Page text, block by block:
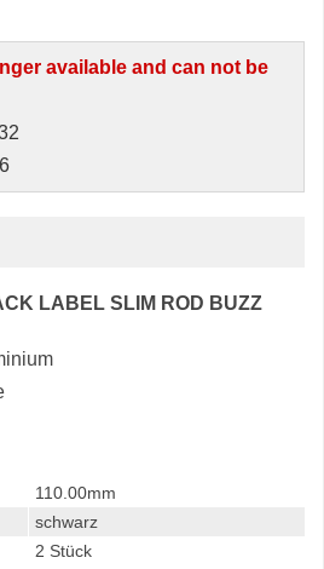
available and can not be
LABEL SLIM ROD BUZZ
110.00mm
schwarz
2 Stück